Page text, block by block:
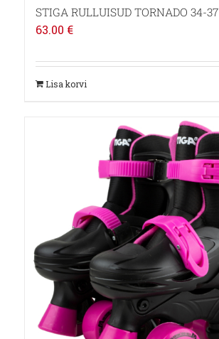
STIGA RULLUISUD TORNADO 34-37
63.00 €
Lisa korvi